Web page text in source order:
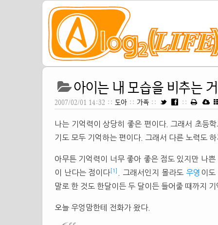
아이는 내 모습을 비추는
2007/02/01 14:32 :: 도아 :: 가족 :: ::
나는 기억력이 상당히 좋은 편이다. 그래서 초등
기도 모두 기억하는 편이다. 그래서 다른 노력도
아무튼 기억력이 너무 좋아 좋은 점도 있지만 나
이 난다는 점이다 [1] . 그래서인지 몰라도 우영 이
말로 한 것도 한달이든 두 달이든 들어줄 때까지
오늘 우엉맘한테 전화가 왔다.